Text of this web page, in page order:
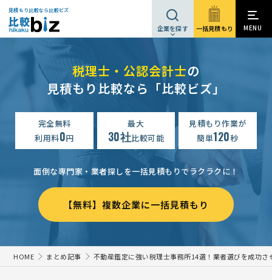
見積もり比較なら比較ビズ
企業を探す 一括見積もり MENU
税理士・公認会計士の
見積もり比較なら「比較ビズ」
完全無料
利用料0円
最大
30社比較可能
見積もり作業が
簡単120秒
面倒な専門家・業者探しを一括見積もりでラクラクに！
【無料】複数企業に一括見積もり
HOME まとめ記事 不動産鑑定に強い税理士事務所14選！業者選びを成功